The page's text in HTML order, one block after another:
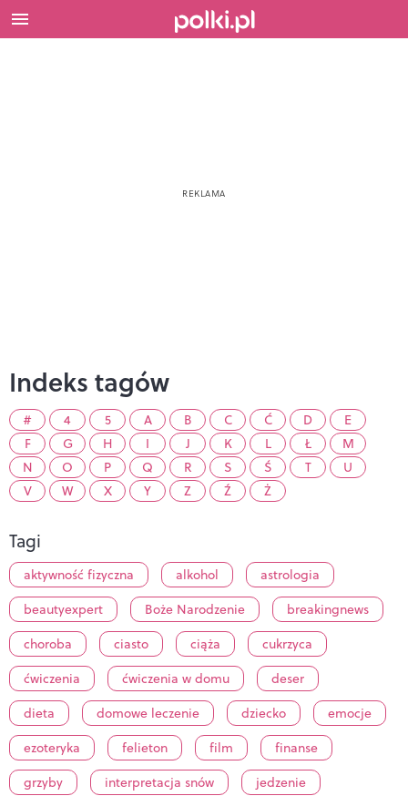
Indeks tagów
# 4 5 A B C Ć D
E
F
G H I J K L Ł
M
N
O P Q R S Ś T
U
V
W X Y Z Ź Ż
Tagi
aktywność fizyczna alkohol
astrologia
beautyexpert
Boże Narodzenie
breakingnews
choroba
ciasto ciąża
cukrzyca
ćwiczenia
ćwiczenia w domu
deser
dieta
domowe leczenie dziecko
emocje
ezoteryka
felieton film
finanse
grzyby
interpretacja snów
jedzenie